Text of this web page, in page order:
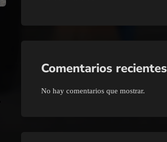
Comentarios recientes
No hay comentarios que mostrar.